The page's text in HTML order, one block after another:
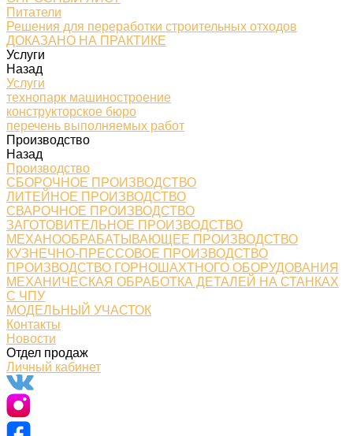
Питатели
Решения для переработки строительных отходов
ДОКАЗАНО НА ПРАКТИКЕ
Услуги
Назад
Услуги
технопарк машиностроение
конструкторское бюро
перечень выполняемых работ
Производство
Назад
Производство
СБОРОЧНОЕ ПРОИЗВОДСТВО
ЛИТЕЙНОЕ ПРОИЗВОДСТВО
СВАРОЧНОЕ ПРОИЗВОДСТВО
ЗАГОТОВИТЕЛЬНОЕ ПРОИЗВОДСТВО
МЕХАНООБРАБАТЫВАЮЩЕЕ ПРОИЗВОДСТВО
КУЗНЕЧНО-ПРЕССОВОЕ ПРОИЗВОДСТВО
ПРОИЗВОДСТВО ГОРНОШАХТНОГО ОБОРУДОВАНИЯ
МЕХАНИЧЕСКАЯ ОБРАБОТКА ДЕТАЛЕЙ НА СТАНКАХ
С ЧПУ
МОДЕЛЬНЫЙ УЧАСТОК
Контакты
Новости
Отдел продаж
Личный кабинет